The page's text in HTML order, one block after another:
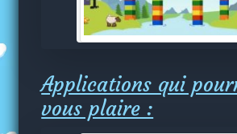
Applications qui
vous plaire :